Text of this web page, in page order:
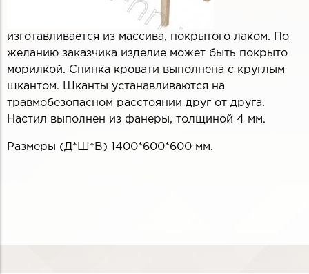
изготавливается из массива, покрытого лаком. По
желанию заказчика изделие может быть покрыто
морилкой. Спинка кровати выполнена с круглым
шкантом. Шканты устанавливаются на
травмобезопасном расстоянии друг от друга.
Настил выполнен из фанеры, толщиной 4 мм.
Размеры (Д*Ш*В) 1400*600*600 мм.